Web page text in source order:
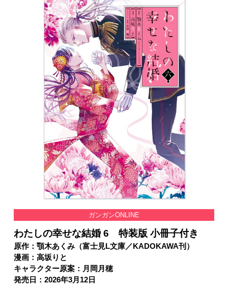
会社情報 採用情報
スクウェア・エニックス サイト内検索
ガンガンONLINE
わたしの幸せな結婚 6 特装版 小冊子付き
原作：顎木あくみ（富士見L文庫／KADOKAWA刊）
漫画：高坂りと
キャラクター原案：月岡月穂
発売日：2026年3月12日